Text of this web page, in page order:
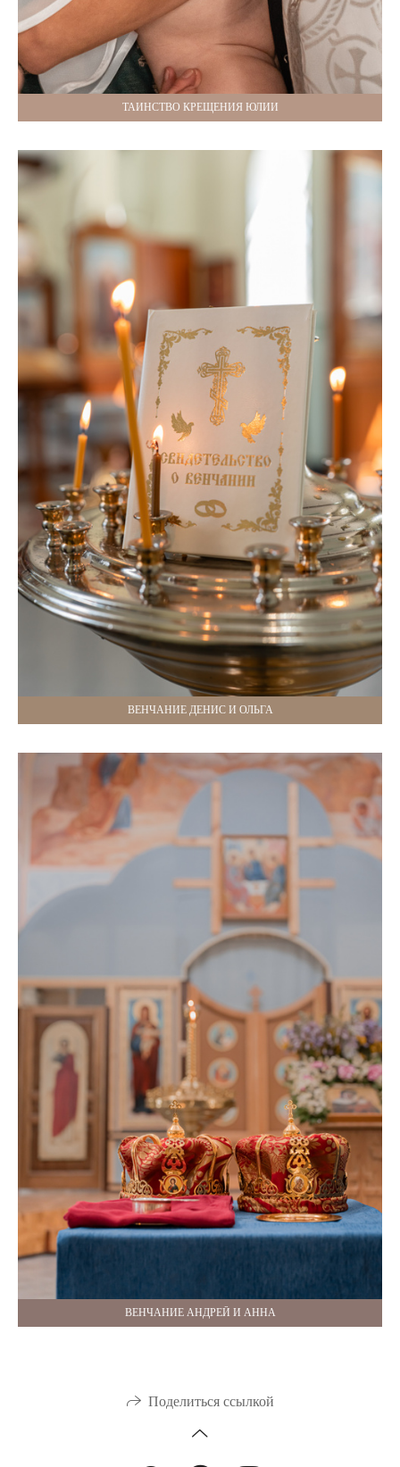
ТАИНСТВО КРЕЩЕНИЯ ЮЛИИ
ВЕНЧАНИЕ ДЕНИС И ОЛЬГА
ВЕНЧАНИЕ АНДРЕЙ И АННА
Поделиться ссылкой